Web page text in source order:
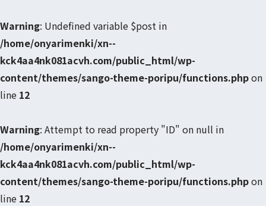
Warning: Undefined variable $post in
/home/onyarimenki/xn--
kck4aa4nk081acvh.com/public_html/wp-
content/themes/sango-theme-poripu/functions.phpon
line 12
Warning: Attempt to read property "ID" on null in
/home/onyarimenki/xn--
kck4aa4nk081acvh.com/public_html/wp-
content/themes/sango-theme-poripu/functions.phpon
line 12